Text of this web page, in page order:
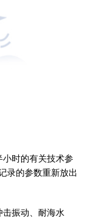
时的有关技术参
录的参数重新放出
振动、耐海水